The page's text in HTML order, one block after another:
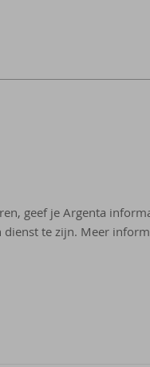
geef je Argenta
dienst te zijn. Meer